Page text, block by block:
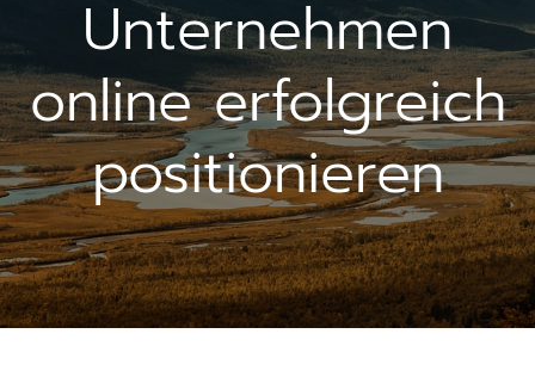
Unternehmen
online erfolgreich
positionieren